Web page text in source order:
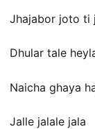
Jhajabor joto ti
Dhular tale
Naicha ghaya
Jalle jalale jala